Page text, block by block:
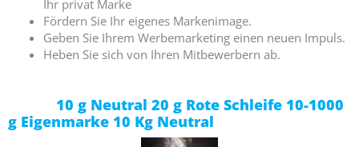
IhrprivatMarke
Fördern Sie Ihr eigenes Markenimage.
Geben Sie Ihrem Werbemarketing einen neuen Impuls.
Heben Sie sich von Ihren Mitbewerbern ab.
10 g Neutral 20 g Rote Schleife 10-1000
g Eigenmarke 10 Kg Neutral